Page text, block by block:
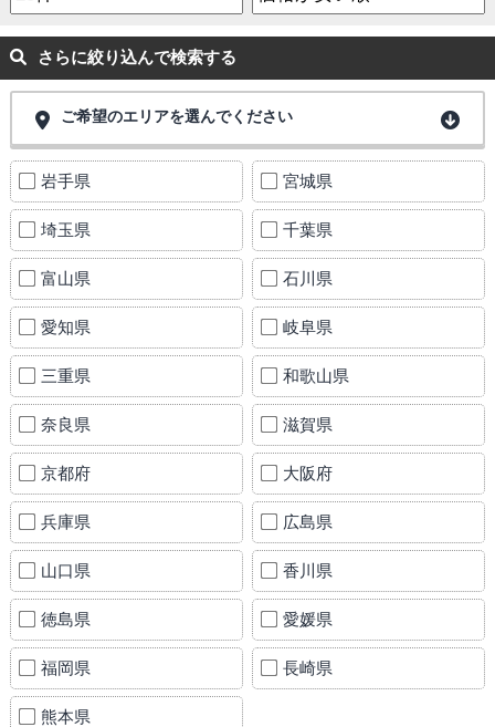
さらに絞り込んで検索する
ご希望のエリアを選んでください
岩手県 宮城県
埼玉県 千葉県
富山県 石川県
愛知県 岐阜県
三重県 和歌山県
奈良県 滋賀県
京都府 大阪府
兵庫県 広島県
山口県 香川県
徳島県 愛媛県
福岡県 長崎県
熊本県